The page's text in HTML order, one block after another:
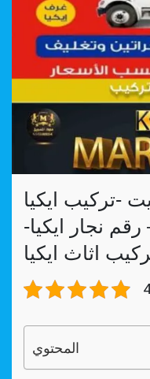
-تركيب ايكيا
66533077 – رقم نجار ايكيا-
اثاث ايكيا
المحتوي